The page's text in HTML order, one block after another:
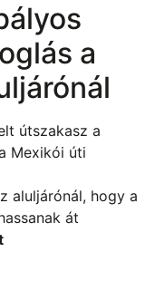
a
útszakasz a
Mexikói úti
aluljárónál, hogy a
át